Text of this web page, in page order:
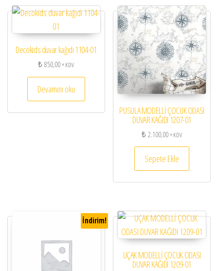
Decokids duvar kağıdı 1104-01
₺850,00+ KDV
Devamını oku
PUSULA MODELLİ ÇOCUK ODASI
DUVAR KAĞIDI 1207-01
₺2.100,00+ KDV
Sepete Ekle
İndirim!
UÇAK MODELLİ ÇOCUK ODASI
DUVAR KAĞIDI 1209-01